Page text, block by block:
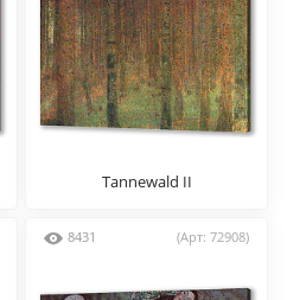
Tannewald II
8431 (Арт: 72908)